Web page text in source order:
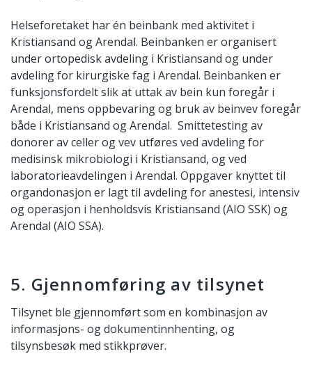
Helseforetaket har én beinbank med aktivitet i
Kristiansand og Arendal. Beinbanken er organisert
under ortopedisk avdeling i Kristiansand og under
avdeling for kirurgiske fag i Arendal. Beinbanken er
funksjonsfordelt slik at uttak av bein kun foregår i
Arendal, mens oppbevaring og bruk av beinvev foregår
både i Kristiansand og Arendal. Smittetesting av
donorer av celler og vev utføres ved avdeling for
medisinsk mikrobiologi i Kristiansand, og ved
laboratorieavdelingen i Arendal. Oppgaver knyttet til
organdonasjon er lagt til avdeling for anestesi, intensiv
og operasjon i henholdsvis Kristiansand (AIO SSK) og
Arendal (AIO SSA).
5. Gjennomføring av tilsynet
Tilsynet ble gjennomført som en kombinasjon av
informasjons- og dokumentinnhenting, og
tilsynsbesøk med stikkprøver.